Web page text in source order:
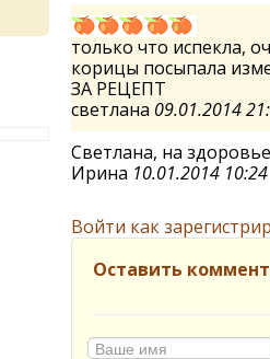
только что испекла,
корицы посыпала
ЗА РЕЦЕПТ
светлана 09.01.2014
Светлана, на
Ирина 10.01.2014 10:24
Войти как
Оставить